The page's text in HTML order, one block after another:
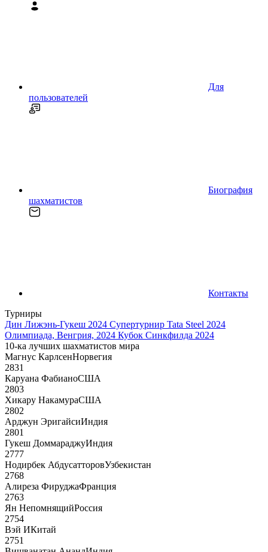
Для
пользователей
Биография
шахматистов
Контакты
Турниры
Дин Лижэнь-Гукеш 2024 Супертурнир Tata Steel 2024
Олимпиада, Венгрия, 2024 Кубок Синкфилда 2024
10-ка лучших шахматистов мира
Магнус КарлсенНорвегия
2831
Каруана ФабианоСША
2803
Хикару НакамураСША
2802
Арджун ЭригайсиИндия
2801
Гукеш ДоммараджуИндия
2777
Нодирбек АбдусатторовУзбекистан
2768
Алиреза ФируджаФранция
2763
Ян НепомнящийРоссия
2754
Вэй ИКитай
2751